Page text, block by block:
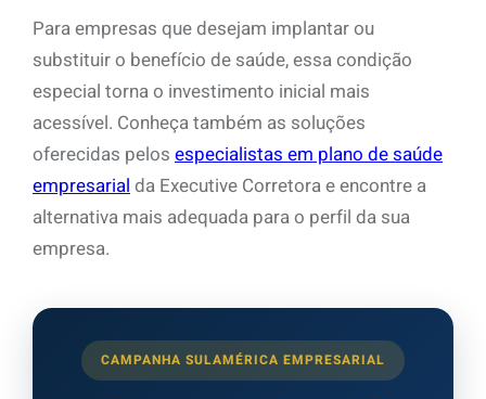
Para empresas que desejam implantar ou
substituir o benefício de saúde, essa condição
especial torna o investimento inicial mais
acessível. Conheça também as soluções
oferecidas pelos especialistas em plano de saúde
empresarialda Executive Corretora e encontre a
alternativa mais adequada para o perfil da sua
empresa.
CAMPANHA SULAMÉRICA EMPRESARIAL